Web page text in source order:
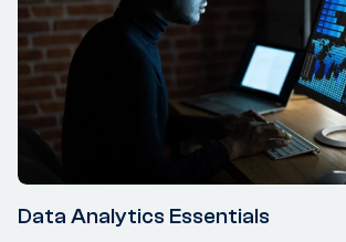
Data Analytics Essentials